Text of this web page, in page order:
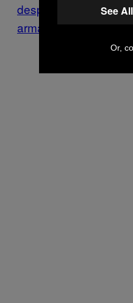
desproporcional
armas
no Partido
See
Or,